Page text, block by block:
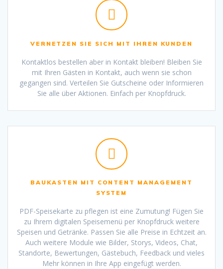
VERNETZEN SIE SICH MIT IHREN KUNDEN
Kontaktlos bestellen aber in Kontakt bleiben! Bleiben Sie
mit Ihren Gästen in Kontakt, auch wenn sie schon
gegangen sind. Verteilen Sie Gutscheine oder Informieren
Sie alle über Aktionen. Einfach per Knopfdruck.
BAUKASTEN MIT CONTENT MANAGEMENT
SYSTEM
PDF-Speisekarte zu pflegen ist eine Zumutung! Fügen Sie
zu Ihrem digitalen Speisemenü per Knopfdruck weitere
Speisen und Getränke. Passen Sie alle Preise in Echtzeit an.
Auch weitere Module wie Bilder, Storys, Videos, Chat,
Standorte, Bewertungen, Gästebuch, Feedback und vieles
Mehr können in Ihre App eingefügt werden.